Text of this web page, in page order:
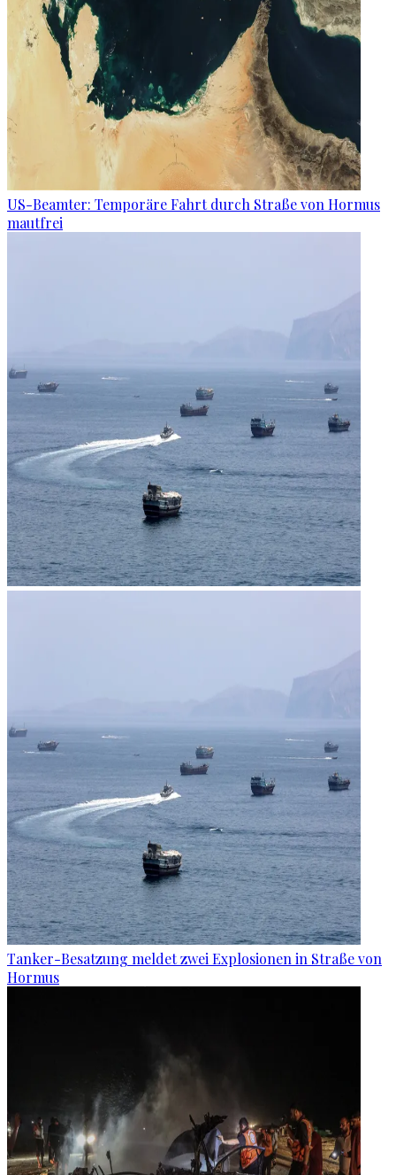
US-Beamter: Temporäre Fahrt durch Straße von Hormus
mautfrei
Tanker-Besatzung meldet zwei Explosionen in Straße von
Hormus